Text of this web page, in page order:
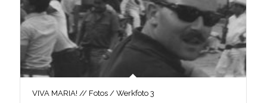
VIVA MARIA! // Fotos / Werkfoto 3